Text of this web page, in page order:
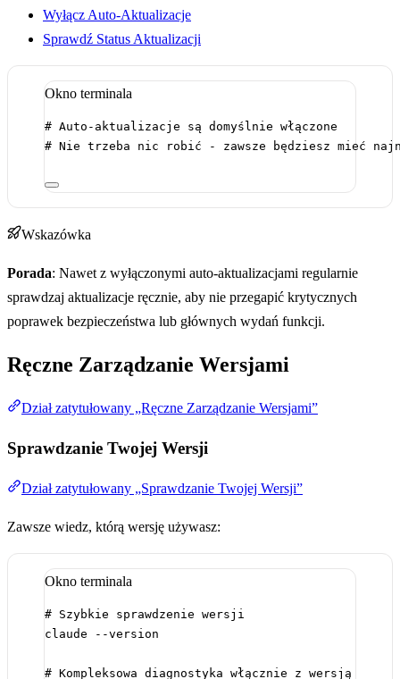
Wyłącz Auto-Aktualizacje
Sprawdź Status Aktualizacji
Okno terminala
# Auto-aktualizacje są domyślnie włączone
# Nie trzeba nic robić - zawsze będziesz mieć
Wskazówka
Porada: Nawet z wyłączonymi auto-aktualizacjami regularnie
sprawdzaj aktualizacje ręcznie, aby nie przegapić krytycznych
poprawek bezpieczeństwa lub głównych wydań funkcji.
Ręczne Zarządzanie Wersjami
Dział zatytułowany „Ręczne Zarządzanie Wersjami”
Sprawdzanie Twojej Wersji
Dział zatytułowany „Sprawdzanie Twojej Wersji”
Zawsze wiedz, którą wersję używasz:
Okno terminala
# Szybkie sprawdzenie wersji
claude
--version
# Kompleksowa diagnostyka włącznie z wersją